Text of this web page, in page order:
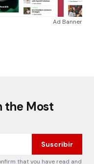
Ad Banner
the Most
Suscribir
that you have read and